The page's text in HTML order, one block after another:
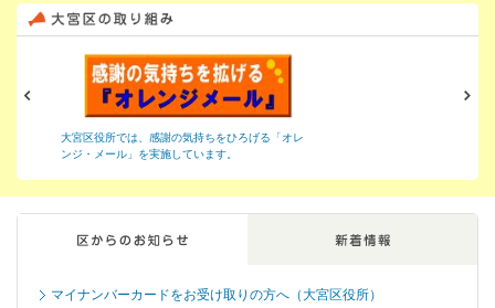
大宮区役所では、感謝の気持ちをひろげる「オレ
ンジ・メール」を実施しています。
マイナンバーカードをお受け取りの方へ（大宮区役所）